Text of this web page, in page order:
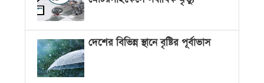
দেশের বিভিন্ন স্থানে বৃষ্টির পূর্বাভাস